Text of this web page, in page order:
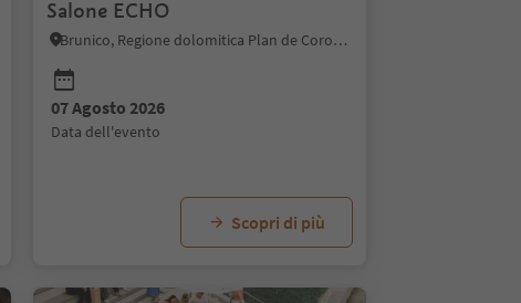
14 Agosto 2026
data dell'evento
Salone ECHO
Brunico, Regione dolomitica Plan de Corones
07 Agosto 2026
data dell'evento
Scopri di più